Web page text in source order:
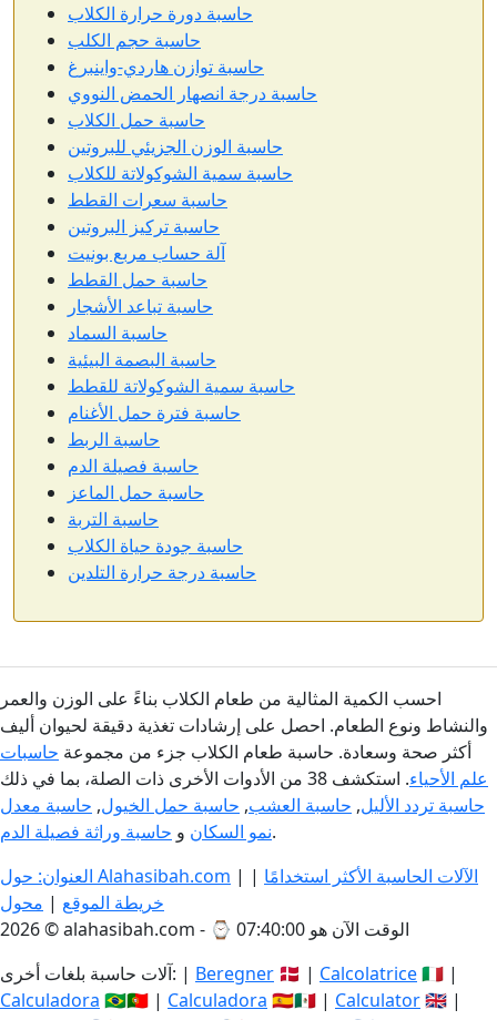
حاسبة دورة حرارة الكلاب
حاسبة حجم الكلب
حاسبة توازن هاردي-واينبرغ
حاسبة درجة انصهار الحمض النووي
حاسبة حمل الكلاب
حاسبة الوزن الجزيئي للبروتين
حاسبة سمية الشوكولاتة للكلاب
حاسبة سعرات القطط
حاسبة تركيز البروتين
آلة حساب مربع بونيت
حاسبة حمل القطط
حاسبة تباعد الأشجار
حاسبة السماد
حاسبة البصمة البيئية
حاسبة سمية الشوكولاتة للقطط
حاسبة فترة حمل الأغنام
حاسبة الربط
حاسبة فصيلة الدم
حاسبة حمل الماعز
حاسبة التربة
حاسبة جودة حياة الكلاب
حاسبة درجة حرارة التلدين
احسب الكمية المثالية من طعام الكلاب بناءً على الوزن والعمر
والنشاط ونوع الطعام. احصل على إرشادات تغذية دقيقة لحيوان أليف
أكثر صحة وسعادة. حاسبة طعام الكلاب جزء من مجموعة حاسبات
علم الأحياء. استكشف 38 من الأدوات الأخرى ذات الصلة، بما في ذلك
حاسبة تردد الأليل, حاسبة العشب, حاسبة حمل الخيول, حاسبة معدل
نمو السكان و حاسبة وراثة فصيلة الدم
.
العنوان: حول Alahasibah.com | الآلات الحاسبة الأكثر استخدامًا |
خريطة الموقع | محول
2026 © alahasibah.com - ⌚
الوقت الآن هو 07:40:01
آلات حاسبة بلغات أخرى: | Beregner 🇩🇰 | Calcolatrice🇮🇹 |
Calculadora 🇧🇷🇵🇹 | Calculadora 🇪🇸🇲🇽 | Calculator🇬🇧 |